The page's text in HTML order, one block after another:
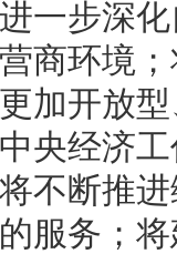
一步深
商环境
加开放
央经济
不断推
服务；